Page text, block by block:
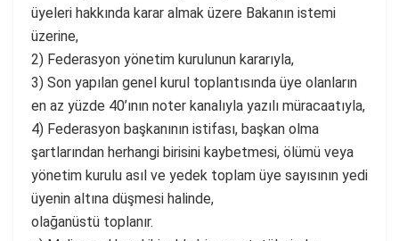
üyeleri hakkında karar almak üzere Bakanın istemi
üzerine,
2) Federasyon yönetim kurulunun kararıyla,
3) Son yapılan genel kurul toplantısında üye olanların
en az yüzde 40’ının noter kanalıyla yazılı müracaatıyla,
4) Federasyon başkanının istifası, başkan olma
şartlarından herhangi birisini kaybetmesi, ölümü veya
yönetim kurulu asıl ve yedek toplam üye sayısının yedi
üyenin altına düşmesi halinde,
olağanüstü toplanır.